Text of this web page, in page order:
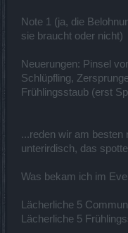
Note 1 (ja, die
sie braucht oder nicht)
Neuerungen: Pinsel
Schlüpfling,
Frühlingsstaub (erst
...reden wir am besten
unterirdisch, das
Was bekam ich im
Lächerliche 5
Lächerliche 5